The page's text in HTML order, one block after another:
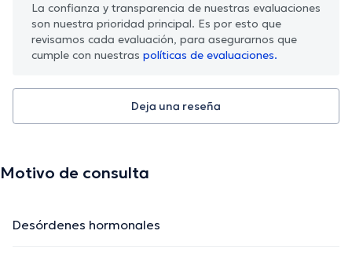
La confianza y transparencia de nuestras evaluaciones
son nuestra prioridad principal. Es por esto que
revisamos cada evaluación, para asegurarnos que
cumple con nuestras políticas de evaluaciones.
Deja una reseña
Motivo de consulta
Desórdenes hormonales